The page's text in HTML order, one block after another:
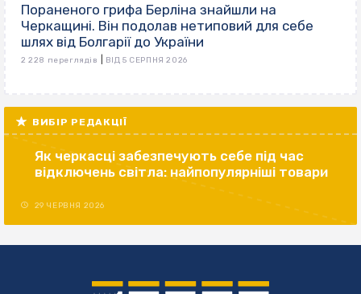
Пораненого грифа Берліна знайшли на
Черкащині. Він подолав нетиповий для себе
шлях від Болгарії до України
2 228 переглядів ВІД 5 СЕРПНЯ 2026
ВИБІР РЕДАКЦІЇ
Як черкасці забезпечують себе під час
відключень світла: найпопулярніші товари
29 ЧЕРВНЯ 2026